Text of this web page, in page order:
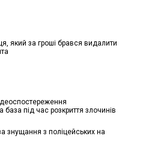
який за гроші брався видалити
під час розкриття злочинів
знущання з поліцейських на